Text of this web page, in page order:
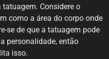
Considere o
como a área do corpo onde
se de que a tatuagem pode
personalidade, então
isso.